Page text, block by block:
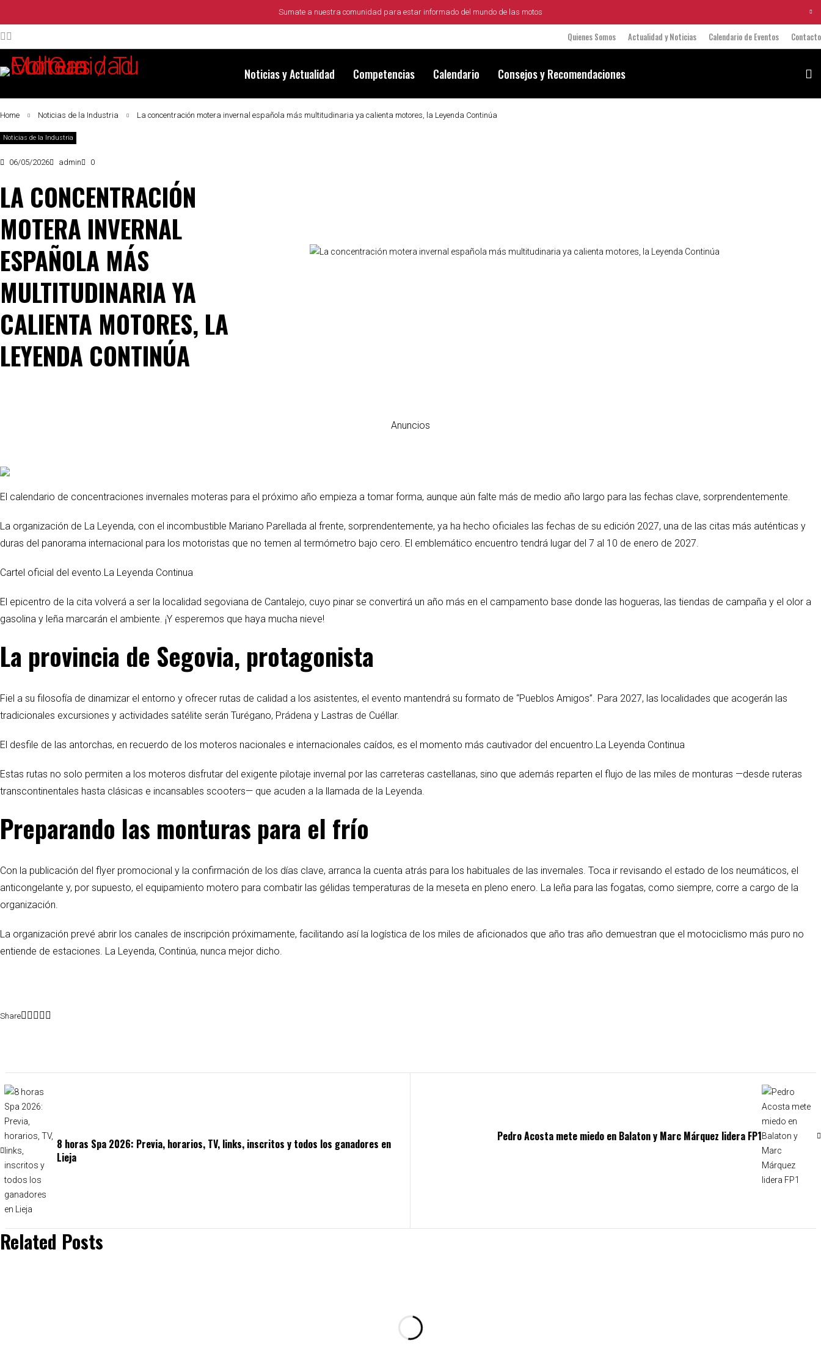
Sumate a nuestra comunidad para estar informado del mundo de las motos
Quienes Somos Actualidad y Noticias Calendario de Eventos Contacto
Noticias y Actualidad Competencias Calendario Consejos y Recomendaciones
Home Noticias de la Industria La concentración motera invernal española más multitudinaria ya calienta motores, la Leyenda Continúa
Noticias de la Industria
06/05/2026 admin 0
LA CONCENTRACIÓN
MOTERA INVERNAL
ESPAÑOLA MÁS
MULTITUDINARIA YA
CALIENTA MOTORES, LA
LEYENDA CONTINÚA
Anuncios
El calendario de concentraciones invernales moteras para el próximo año empieza a tomar forma, aunque aún falte más de medio año largo para las fechas clave, sorprendentemente.
La organización de La Leyenda, con el incombustible Mariano Parellada al frente, sorprendentemente, ya ha hecho oficiales las fechas de su edición 2027, una de las citas más auténticas y
duras del panorama internacional para los motoristas que no temen al termómetro bajo cero. El emblemático encuentro tendrá lugar del 7 al 10 de enero de 2027.
Cartel oficial del evento.La Leyenda Continua
El epicentro de la cita volverá a ser la localidad segoviana de Cantalejo, cuyo pinar se convertirá un año más en el campamento base donde las hogueras, las tiendas de campaña y el olor a
gasolina y leña marcarán el ambiente. ¡Y esperemos que haya mucha nieve!
La provincia de Segovia, protagonista
Fiel a su filosofía de dinamizar el entorno y ofrecer rutas de calidad a los asistentes, el evento mantendrá su formato de “Pueblos Amigos”. Para 2027, las localidades que acogerán las
tradicionales excursiones y actividades satélite serán Turégano, Prádena y Lastras de Cuéllar.
El desfile de las antorchas, en recuerdo de los moteros nacionales e internacionales caídos, es el momento más cautivador del encuentro.La Leyenda Continua
Estas rutas no solo permiten a los moteros disfrutar del exigente pilotaje invernal por las carreteras castellanas, sino que además reparten el flujo de las miles de monturas —desde ruteras
transcontinentales hasta clásicas e incansables scooters— que acuden a la llamada de la Leyenda.
Preparando las monturas para el frío
Con la publicación del flyer promocional y la confirmación de los días clave, arranca la cuenta atrás para los habituales de las invernales. Toca ir revisando el estado de los neumáticos, el
anticongelante y, por supuesto, el equipamiento motero para combatir las gélidas temperaturas de la meseta en pleno enero. La leña para las fogatas, como siempre, corre a cargo de la
organización.
La organización prevé abrir los canales de inscripción próximamente, facilitando así la logística de los miles de aficionados que año tras año demuestran que el motociclismo más puro no
entiende de estaciones. La Leyenda, Continúa, nunca mejor dicho.
Share
8 horas Spa 2026: Previa, horarios, TV, links, inscritos y todos los ganadores en
Lieja
Pedro Acosta mete miedo en Balaton y Marc Márquez lidera FP1
Related Posts